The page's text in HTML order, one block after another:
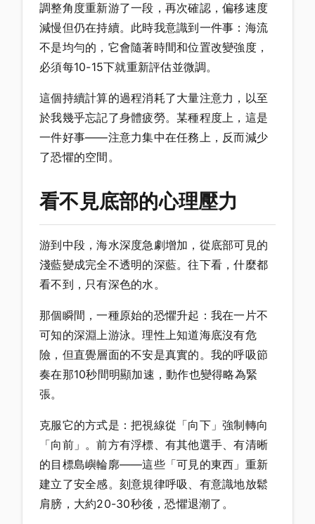
調整角度重新游了一段，再次確認，偏移速度
減慢但仍在持續。此時我意識到一件事：海流
不是均勻的，它會隨著時間和位置改變強度，
必須每10-15下就重新評估並微調。
這個持續計算的過程消耗了大量注意力，以至
於我幾乎忘記了身體疲勞。某種程度上，這是
一件好事——注意力集中在任務上，反而減少
了恐懼的空間。
看不見底部的心理壓力
游到中段，海水深度急劇增加，從底部可見的
淺藍變成完全不透明的深藍。往下看，什麼都
看不到，只有深色的水。
那個瞬間，一種原始的恐懼升起：我在一片不
可知的深淵上游泳。理性上知道海底沒有危
險，但直覺層面的不安是真實的。我的呼吸節
奏在那10秒間明顯加速，動作也變得略為緊
張。
克服它的方式是：把視線從「向下」強制轉向
「向前」。前方有浮標、有其他選手、有清晰
的目標島嶼輪廓——這些「可見的東西」重新
建立了安全感。刻意規律呼吸、有意識地放鬆
肩膀，大約20-30秒後，恐懼退潮了。